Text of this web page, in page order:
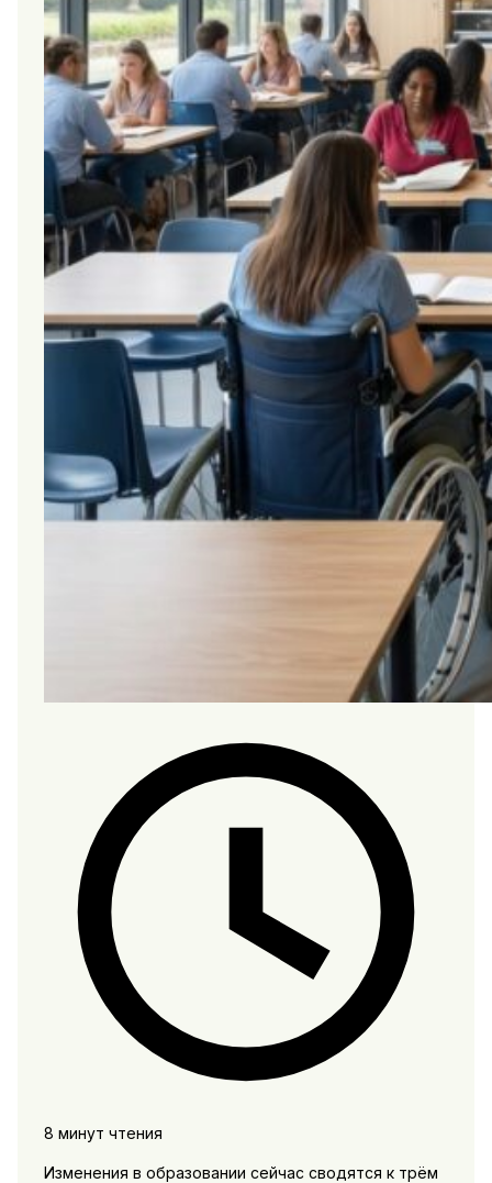
8 минут чтения
Изменения в образовании сейчас сводятся к трём